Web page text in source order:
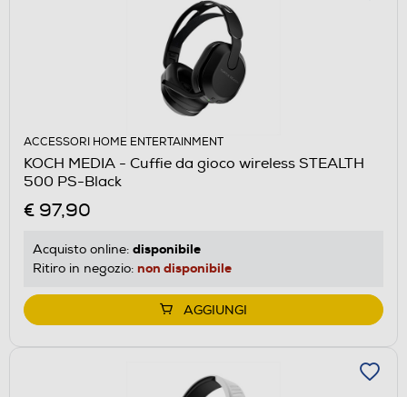
ACCESSORI HOME ENTERTAINMENT
KOCH MEDIA - Cuffie da gioco wireless STEALTH
500 PS-Black
€ 97,90
Acquisto online: disponibile
Ritiro in negozio: non disponibile
AGGIUNGI